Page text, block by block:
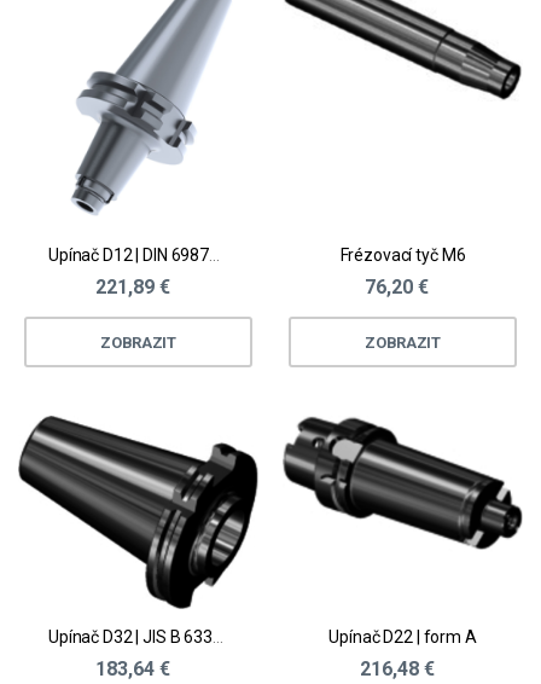
Upínač D12 | DIN 69871 AD
221,89 €
ZOBRAZIT
Frézovací tyč M6
76,20 €
ZOBRAZIT
183,64 €
Upínač D22 | form A
216,48 €